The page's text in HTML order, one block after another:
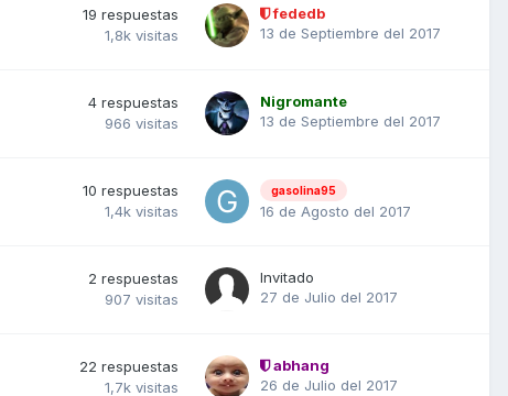
19 respuestas
1,8k visitas
fededb
13 de Septiembre del 2017
4 respuestas
966 visitas
Nigromante
13 de Septiembre del 2017
10 respuestas
1,4k visitas
gasolina95
16 de Agosto del 2017
2 respuestas
907 visitas
Invitado
27 de Julio del 2017
22 respuestas
1,7k visitas
abhang
26 de Julio del 2017